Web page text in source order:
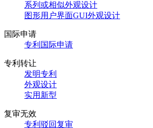
系列或相似外观设计
图形用户界面GUI外观设计
国际申请
专利国际申请
专利转让
发明专利
外观设计
实用新型
复审无效
专利驳回复审